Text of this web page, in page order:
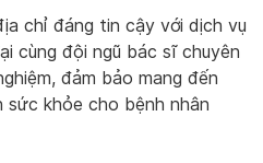
chỉ đáng tin cậy với dịch vụ
cùng đội ngũ bác sĩ chuyên
đảm bảo mang đến
sức khỏe cho bệnh nhân